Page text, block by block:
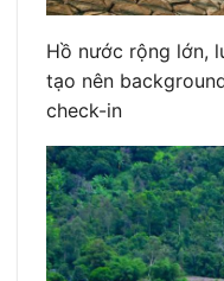
Hồ nước rộng lớn,
tạo nên
check-in